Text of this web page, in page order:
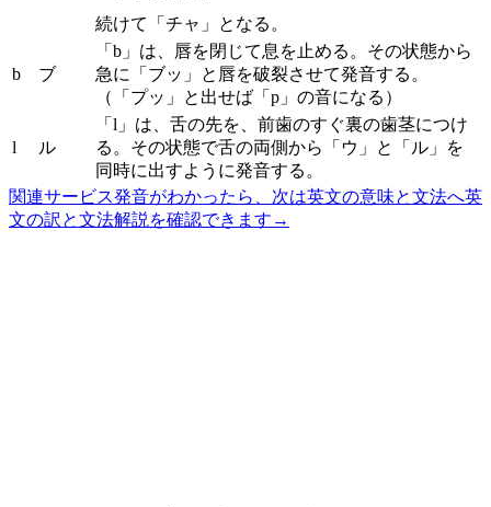
続けて「チャ」となる。
b ブ
「b」は、唇を閉じて息を止める。その状態から
急に「ブッ」と唇を破裂させて発音する。
（「プッ」と出せば「p」の音になる）
l ル
「l」は、舌の先を、前歯のすぐ裏の歯茎につけ
る。その状態で舌の両側から「ウ」と「ル」を
同時に出すように発音する。
関連サービス発音がわかったら、次は英文の意味と文法へ英
文の訳と文法解説を確認できます →